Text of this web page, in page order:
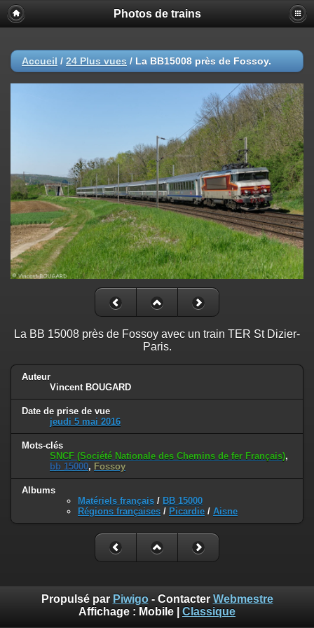
Photos de trains
Accueil / 24 Plus vues / La BB15008 près de Fossoy.
La BB 15008 près de Fossoy avec un train TER St Dizier-
Paris.
Auteur
Vincent BOUGARD
Date de prise de vue
jeudi 5 mai 2016
Mots-clés
SNCF (Société Nationale des Chemins de fer Français),
bb 15000, Fossoy
Albums
Matériels français / BB 15000
Régions françaises / Picardie / Aisne
Propulsé par Piwigo- Contacter Webmestre
Affichage : Mobile Classique